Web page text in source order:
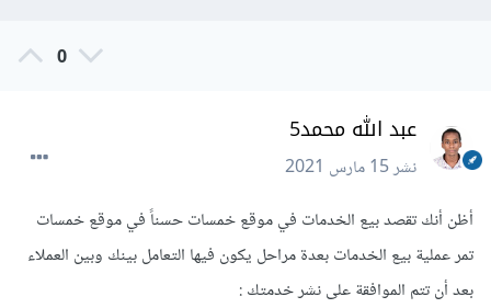
0
عبد الله محمد5
نشر15 مارس 2021
أظن أنك تقصد بيع الخدمات في موقع خمسات حسناً في موقع خمسات
تمر عملية بيع الخدمات بعدة مراحل يكون فيها التعامل بينك وبين العملاء
بعد أن تتم الموافقة على نشر خدمتك :